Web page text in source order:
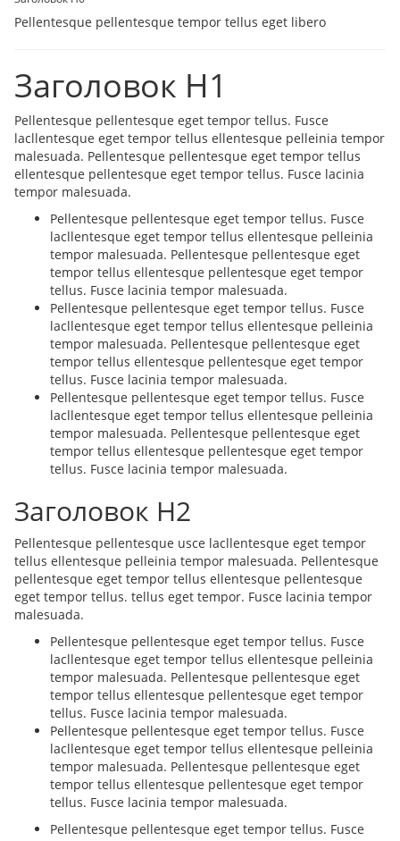
Pellentesque pellentesque tempor tellus eget libero
Заголовок H1
Pellentesque pellentesque eget tempor tellus. Fusce
lacllentesque eget tempor tellus ellentesque pelleinia tempor
malesuada. Pellentesque pellentesque eget tempor tellus
ellentesque pellentesque eget tempor tellus. Fusce lacinia
tempor malesuada.
Pellentesque pellentesque eget tempor tellus. Fusce
lacllentesque eget tempor tellus ellentesque pelleinia
tempor malesuada. Pellentesque pellentesque eget
tempor tellus ellentesque pellentesque eget tempor
tellus. Fusce lacinia tempor malesuada.
Pellentesque pellentesque eget tempor tellus. Fusce
lacllentesque eget tempor tellus ellentesque pelleinia
tempor malesuada. Pellentesque pellentesque eget
tempor tellus ellentesque pellentesque eget tempor
tellus. Fusce lacinia tempor malesuada.
Pellentesque pellentesque eget tempor tellus. Fusce
lacllentesque eget tempor tellus ellentesque pelleinia
tempor malesuada. Pellentesque pellentesque eget
tempor tellus ellentesque pellentesque eget tempor
tellus. Fusce lacinia tempor malesuada.
Заголовок H2
Pellentesque pellentesque usce lacllentesque eget tempor
tellus ellentesque pelleinia tempor malesuada. Pellentesque
pellentesque eget tempor tellus ellentesque pellentesque
eget tempor tellus. tellus eget tempor. Fusce lacinia tempor
malesuada.
Pellentesque pellentesque eget tempor tellus. Fusce
lacllentesque eget tempor tellus ellentesque pelleinia
tempor malesuada. Pellentesque pellentesque eget
tempor tellus ellentesque pellentesque eget tempor
tellus. Fusce lacinia tempor malesuada.
Pellentesque pellentesque eget tempor tellus. Fusce
lacllentesque eget tempor tellus ellentesque pelleinia
tempor malesuada. Pellentesque pellentesque eget
tempor tellus ellentesque pellentesque eget tempor
tellus. Fusce lacinia tempor malesuada.
Pellentesque pellentesque eget tempor tellus. Fusce